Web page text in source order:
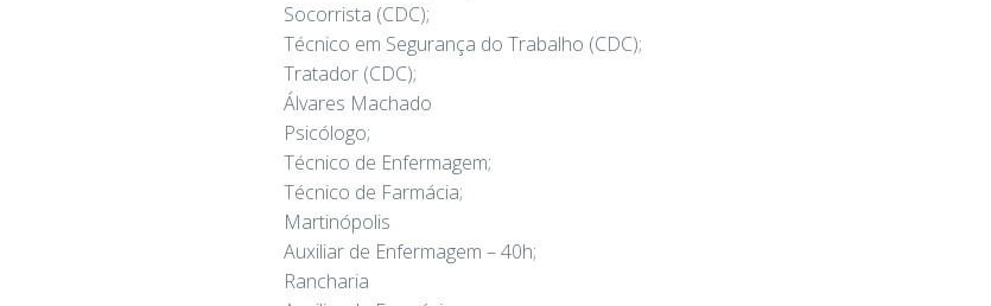
Socorrista (CDC);
Técnico em Segurança do Trabalho (CDC);
Tratador (CDC);
Álvares Machado
Psicólogo;
Técnico de Enfermagem;
Técnico de Farmácia;
Martinópolis
Auxiliar de Enfermagem – 40h;
Rancharia